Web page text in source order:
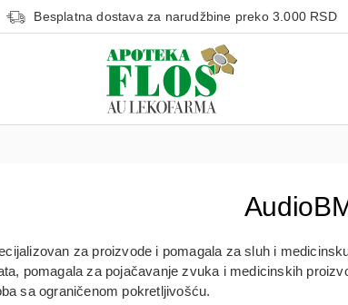
Besplatna dostava za narudžbine preko 3.000 RSD
za proizvode i pomagala za sluh i
pomagala za pojačavanje zvuka i medicinskih
sa ograničenom pokretljivošću.